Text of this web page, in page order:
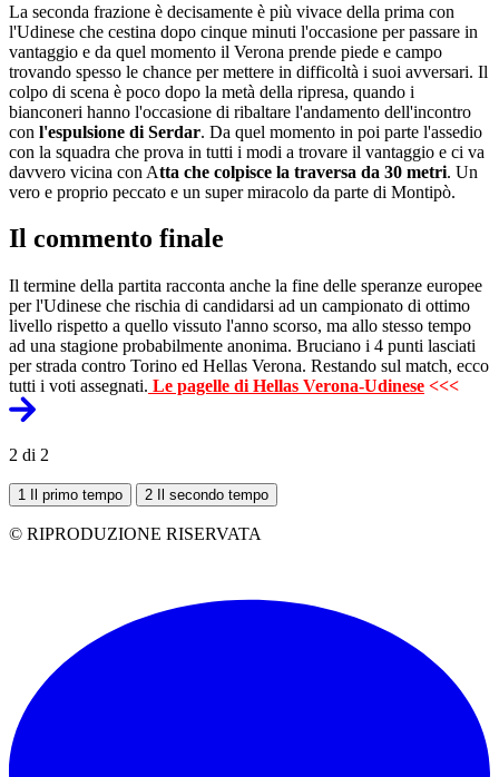
La seconda frazione è decisamente è più vivace della prima con
l'Udinese che cestina dopo cinque minuti l'occasione per passare in
vantaggio e da quel momento il Verona prende piede e campo
trovando spesso le chance per mettere in difficoltà i suoi avversari. Il
colpo di scena è poco dopo la metà della ripresa, quando i
bianconeri hanno l'occasione di ribaltare l'andamento dell'incontro
con l'espulsione di Serdar. Da quel momento in poi parte l'assedio
con la squadra che prova in tutti i modi a trovare il vantaggio e ci va
davvero vicina con Atta che colpisce la traversa da 30 metri. Un
vero e proprio peccato e un super miracolo da parte di Montipò.
Il commento finale
Il termine della partita racconta anche la fine delle speranze europee
per l'Udinese che rischia di candidarsi ad un campionato di ottimo
livello rispetto a quello vissuto l'anno scorso, ma allo stesso tempo
ad una stagione probabilmente anonima. Bruciano i 4 punti lasciati
per strada contro Torino ed Hellas Verona. Restando sul match, ecco
tutti i voti assegnati. Le pagelle di Hellas Verona-Udinese <<<
2 di 2
1 Il primo tempo 2 Il secondo tempo
© RIPRODUZIONE RISERVATA